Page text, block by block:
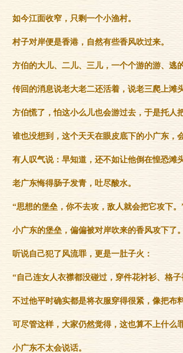
如今江面收窄，只剩一个小渔村。
村子对岸便是香港，自然有些香风吹过来。
方伯的大儿、二儿、三儿，一个个游的游、逃
传回的消息说老大老二还活着，说老三爬上滩
方伯慌了，怕这小么儿也会游过去，于是托人
谁也没想到，这个天天在眼皮底下的小广东，
有人叹气说：早知道，还不如让他倒在惶恐滩
老广东悔得肠子发青，吐尽酸水。
“思想的堡垒，你不去攻，敌人就会把它攻下。
小广东的堡垒，偏偏被对岸吹来的香风攻下了
听说自己犯了风流罪，更是一肚子火：
“自己连女人衣襟都没碰过，穿件花衬衫、格子
不过他平时确实都是将衣服穿得很紧，像把布
可尽管这样，大家仍然觉得，这也算不上什么罪
小广东不太会说话。